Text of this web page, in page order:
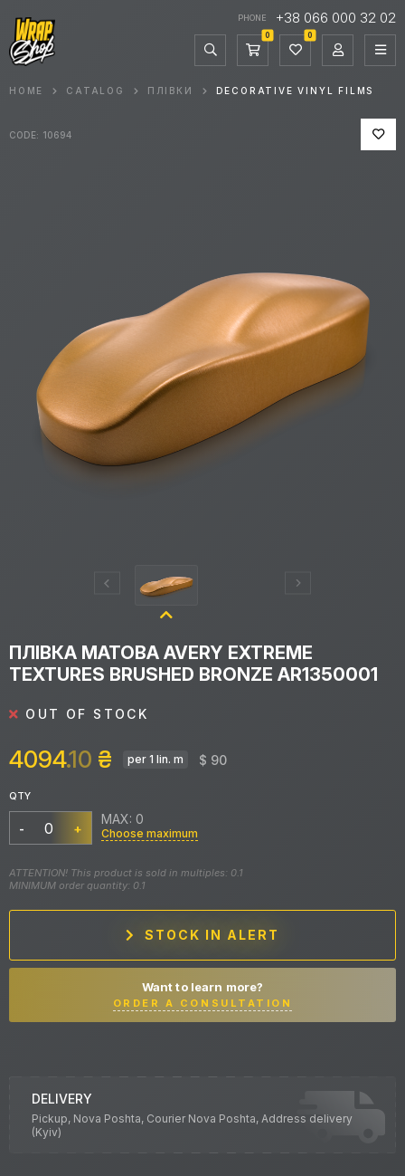
PHONE +38 066 000 32 02
0 0
HOME CATALOG ПЛІВКИ DECORATIVE VINYL FILMS
ПЛІВКА МАТОВА AVERY EXTREME
TEXTURES BRUSHED BRONZE AR1350001
OUT OF STOCK
4094.10 ₴ per 1 lin. m $ 90
QTY
- +
MAX: 0
Choose maximum
ATTENTION! This product is sold in multiples: 0.1
MINIMUM order quantity: 0.1
STOCK IN ALERT
Want to learn more?
ORDER A CONSULTATION
DELIVERY
Pickup, Nova Poshta, Courier Nova Poshta, Address delivery
(Kyiv)
CODE: 10694